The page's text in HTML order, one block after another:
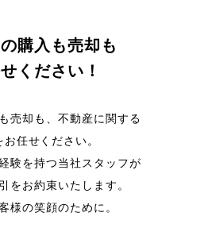
購入も売却も
ください！
売却も、不動産に関する
お任せください。
験を持つ当社スタッフが
をお約束いたします。
様の笑顔のために。